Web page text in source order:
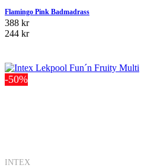
Flamingo Pink Badmadrass
388 kr
244 kr
-50%
INTEX